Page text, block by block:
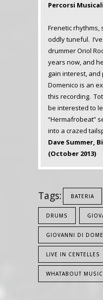
Percorsi
Frenetic rhythms,
oddly tuneful.
drummer Oriol
years now, and
gain interest, and
Domenico is an
this recording.
be interested to
“Hermafrobeat”
into a crazed
Dave Summer,
(October 2013)
Tags: BATERIA
DRUMS
GIOVANNI DI
LIVE IN CENTELLES
WHATABOUT MUSIC